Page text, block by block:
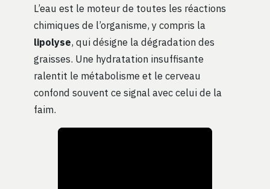
L’eau est le moteur de toutes les réactions
chimiques de l’organisme, y compris la
lipolyse, qui désigne la dégradation des
graisses. Une hydratation insuffisante
ralentit le métabolisme et le cerveau
confond souvent ce signal avec celui de la
faim.